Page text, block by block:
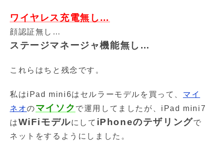
ワイヤレス充電無し…
顔認証無し…
ステージマネージャ機能無し…
これらはちと残念です。
私はiPad mini6はセルラーモデルを買って、 マイ
ネオのマイソク で運用してましたが、iPad mini7
はWiFiモデルにして iPhoneのテザリングで
ネットをするようにしました。